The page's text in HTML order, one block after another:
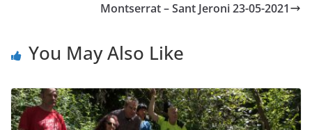
Montserrat – Sant Jeroni 23-05-2021
You May Also Like